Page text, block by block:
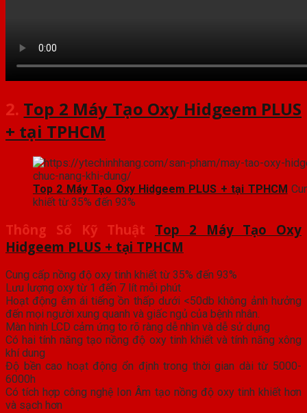
2. Top 2 Máy Tạo Oxy Hidgeem PLUS
+ tại TPHCM
Top 2 Máy Tạo Oxy Hidgeem PLUS + tại TPHCM
khiết từ 35% đến 93%
Thông Số Kỹ Thuật Top 2 Máy Tạo Oxy
Hidgeem PLUS + tại TPHCM
Cung cấp nồng độ oxy tinh khiết từ 35% đến 93%
Lưu lượng oxy từ 1 đến 7 lít mỗi phút
Hoạt động êm ái tiếng ồn thấp dưới <50db không ảnh hưởng
đến mọi người xung quanh và giấc ngủ của bệnh nhân.
Màn hình LCD cảm ứng to rõ ràng dễ nhìn và dễ sử dụng
Có hai tính năng tạo nồng độ oxy tinh khiết và tính năng xông
khí dung
Độ bền cao hoạt động ổn định trong thời gian dài từ 5000-
6000h
Có tích hợp công nghệ Ion Âm tạo nồng độ oxy tinh khiết hơn
và sạch hơn